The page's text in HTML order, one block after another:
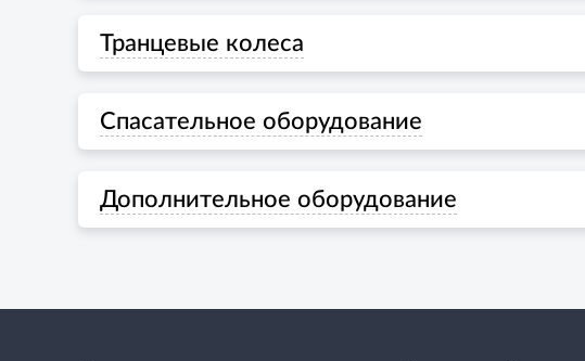
Транцевые колеса
Спасательное оборудование
Дополнительное оборудование